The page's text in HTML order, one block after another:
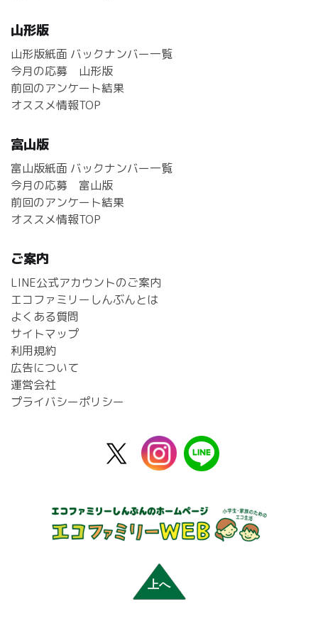
山形版
山形版紙面 バックナンバー一覧
今月の応募 山形版
前回のアンケート結果
オススメ情報TOP
富山版
富山版紙面 バックナンバー一覧
今月の応募 富山版
前回のアンケート結果
オススメ情報TOP
ご案内
LINE公式アカウントのご案内
エコファミリーしんぶんとは
よくある質問
サイトマップ
利用規約
広告について
運営会社
プライバシーポリシー
instagram
上へ